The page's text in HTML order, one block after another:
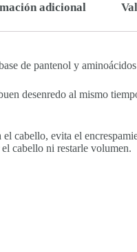
adicional
de pantenol y
desenredo al mismo
cabello, evita el
cabello ni restarle volumen.